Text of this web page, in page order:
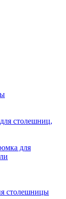
столешниц,
для
столешницы